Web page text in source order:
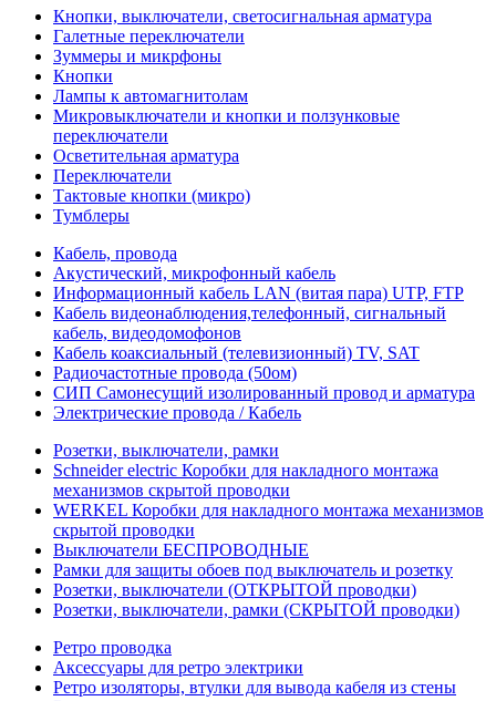
Кнопки, выключатели, светосигнальная арматура
Галетные переключатели
Зуммеры и микрфоны
Кнопки
Лампы к автомагнитолам
Микровыключатели и кнопки и ползунковые
переключатели
Осветительная арматура
Переключатели
Тактовые кнопки (микро)
Тумблеры
Кабель, провода
Акустический, микрофонный кабель
Информационный кабель LAN (витая пара) UTP, FTP
Кабель видеонаблюдения,телефонный, сигнальный
кабель, видеодомофонов
Кабель коаксиальный (телевизионный) TV, SAT
Радиочастотные провода (50ом)
СИП Самонесущий изолированный провод и арматура
Электрические провода / Кабель
Розетки, выключатели, рамки
Schneider electric Коробки для накладного монтажа
механизмов скрытой проводки
WERKEL Коробки для накладного монтажа механизмов
скрытой проводки
Выключатели БЕСПРОВОДНЫЕ
Рамки для защиты обоев под выключатель и розетку
Розетки, выключатели (ОТКРЫТОЙ проводки)
Розетки, выключатели, рамки (СКРЫТОЙ проводки)
Ретро проводка
Аксессуары для ретро электрики
Ретро изоляторы, втулки для вывода кабеля из стены